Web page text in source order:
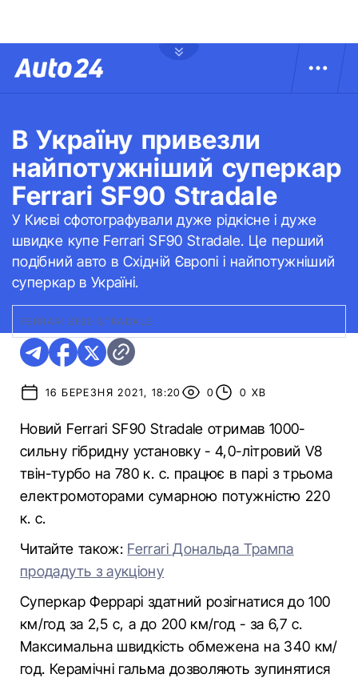
В Україну привезли
найпотужніший суперкар
Ferrari SF90 Stradale
У Києві сфотографували дуже рідкісне і дуже
швидке купе Ferrari SF90 Stradale. Це перший
подібний авто в Східній Європі і найпотужніший
суперкар в Україні.
FERRARI SF90 STRADALE
16 БЕРЕЗНЯ 2021, 18:20 0 0 ХВ
Новий Ferrari SF90 Stradale отримав 1000-
сильну гібридну установку - 4,0-літровий V8
твін-турбо на 780 к. с. працює в парі з трьома
електромоторами сумарною потужністю 220
к. с.
Читайте також: Ferrari Дональда Трампа
продадуть з аукціону
Суперкар Феррарі здатний розігнатися до 100
км/год за 2,5 с, а до 200 км/год - за 6,7 с.
Максимальна швидкість обмежена на 340 км/
год. Керамічні гальма дозволяють зупинятися